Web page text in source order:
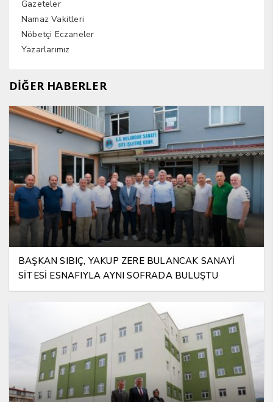
Gazeteler
Namaz Vakitleri
Nöbetçi Eczaneler
Yazarlarımız
DİĞER HABERLER
BAŞKAN SIBIÇ, YAKUP ZERE BULANCAK SANAYİ
SİTESİ ESNAFIYLA AYNI SOFRADA BULUŞTU